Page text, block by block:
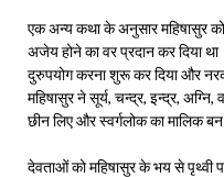
एक अन्य कथा के अनुसार महिषासुर
अजेय होने का वर प्रदान कर दिया
दुरुपयोग करना शुरू कर दिया और नरक
महिषासुर ने सूर्य, चन्द्र, इन्द्र,
छीन लिए और स्वर्गलोक का मालिक बन
देवताओं को महिषासुर के भय से पृथ्वी